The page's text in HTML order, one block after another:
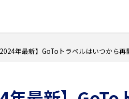
2024年最新】GoToトラベルはいつから